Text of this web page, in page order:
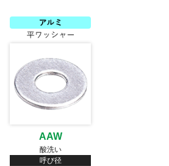
ログイン
注文・見積りについて
ご利用ガイド
お問い合わせ窓口
会社情報
AAW
酸洗い
呼び径